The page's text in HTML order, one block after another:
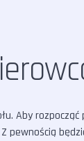
Aby
pewnością